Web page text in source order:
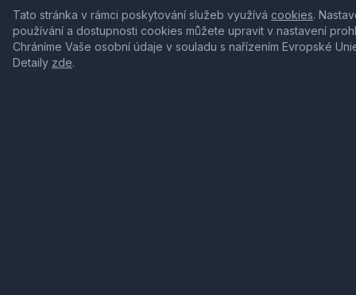
Tato stránka v rámci poskytování služeb využívá cookies.
používání a dostupnosti cookies můžete upravit v nastavení
Chráníme Vaše osobní údaje v souladu s nařízením Evropské
Detaily zde.